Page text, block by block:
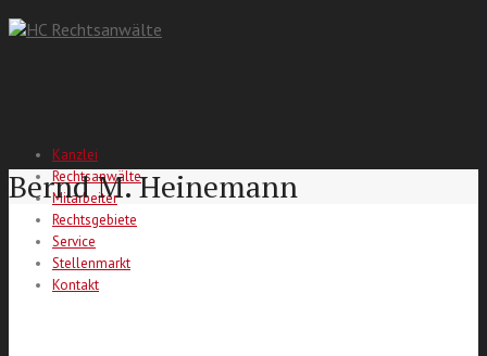
Kanzlei
Rechtsanwälte
Mitarbeiter
Rechtsgebiete
Service
Stellenmarkt
Kontakt
Bernd M. Heinemann